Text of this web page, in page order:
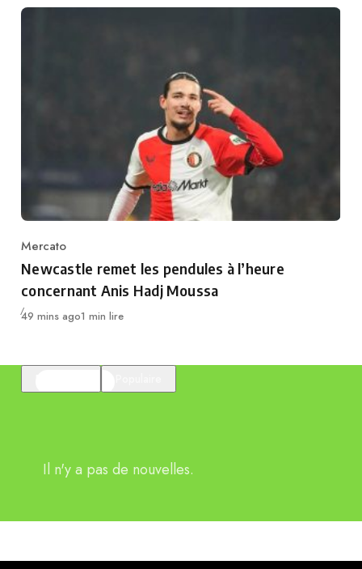
Category
Mercato
Newcastle remet les pendules à l’heure
concernant Anis Hadj Moussa
Publié
49 mins ago1 min lire
Il n'y a pas de nouvelles.